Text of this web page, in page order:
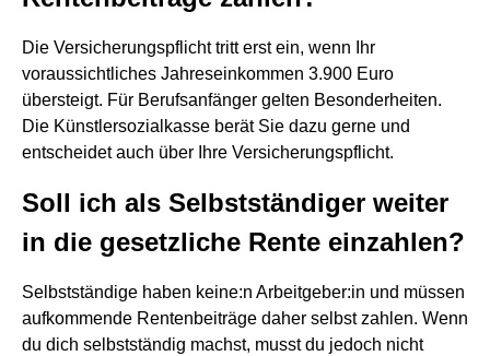
Die Versicherungspflicht tritt erst ein, wenn Ihr
voraussichtliches Jahreseinkommen 3.900 Euro
übersteigt. Für Berufsanfänger gelten Besonderheiten.
Die Künstlersozialkasse berät Sie dazu gerne und
entscheidet auch über Ihre Versicherungspflicht.
Soll ich als Selbstständiger weiter
in die gesetzliche Rente einzahlen?
Selbstständige haben keine:n Arbeitgeber:in und müssen
aufkommende Rentenbeiträge daher selbst zahlen. Wenn
du dich selbstständig machst, musst du jedoch nicht